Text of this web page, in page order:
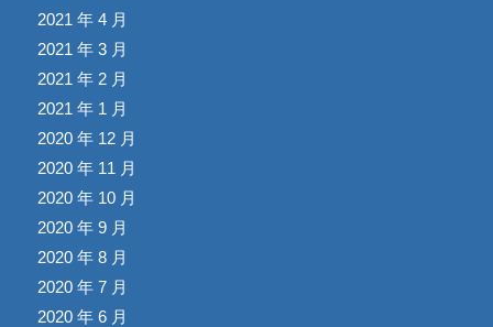
2021 年 4 月
2021 年 3 月
2021 年 2 月
2021 年 1 月
2020 年 12 月
2020 年 11 月
2020 年 10 月
2020 年 9 月
2020 年 8 月
2020 年 7 月
2020 年 6 月